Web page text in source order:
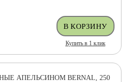
Купить в 1 клик
АПЕЛЬСИНОМ BERNAL, 250